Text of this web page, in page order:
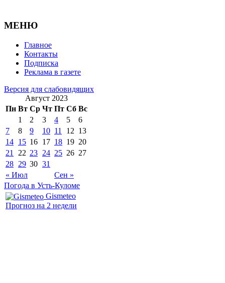
МЕНЮ
Главное
Контакты
Подписка
Реклама в газете
Версия для слабовидящих
Август 2023
Пн Вт Ср Чт Пт Сб Вс
« Июл Сен »
1 2 3 4 5
6
7
8 9 10 11 12 13
14 15 16 17 18 19 20
21
22 23 24 25 26 27
28 29 30 31
Погода в Усть-Куломе
Gismeteo
Прогноз на 2 недели